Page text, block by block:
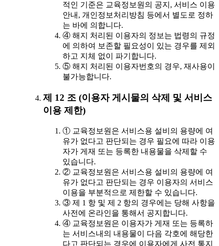
적인 기준은 교육정보원의 공지, 서비스 이용
안내, 개인정보처리방침 등에서 별도로 정하
는 바에 의합니다.
④ 해지 처리된 이용자의 정보는 법령의 규정
에 의하여 보존할 필요성이 있는 경우를 제외
하고 지체 없이 파기합니다.
⑤ 해지 처리된 이용자번호의 경우, 재사용이
불가능합니다.
제 12 조 (이용자 게시물의 삭제 및 서비스
이용 제한)
① 교육정보원은 서비스용 설비의 용량에 여
유가 없다고 판단되는 경우 필요에 따라 이용
자가 게재 또는 등록한 내용물을 삭제할 수
있습니다.
② 교육정보원은 서비스용 설비의 용량에 여
유가 없다고 판단되는 경우 이용자의 서비스
이용을 부분적으로 제한할 수 있습니다.
③ 제 1 항 및 제 2 항의 경우에는 당해 사항을
사전에 온라인을 통해서 공지합니다.
④ 교육정보원은 이용자가 게재 또는 등록하
는 서비스내의 내용물이 다음 각호에 해당한
다고 판단되는 경우에 이용자에게 사전 통지